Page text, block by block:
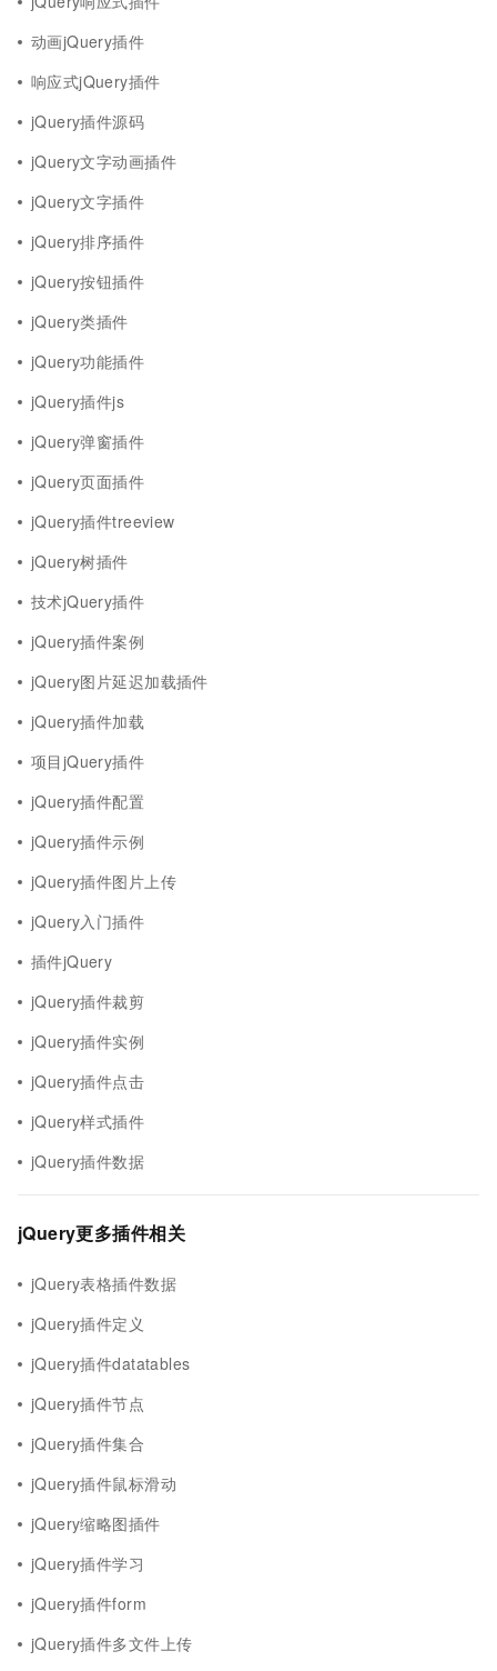
动画jQuery插件
响应式jQuery插件
jQuery插件源码
jQuery文字动画插件
jQuery文字插件
jQuery排序插件
jQuery按钮插件
jQuery类插件
jQuery功能插件
jQuery插件js
jQuery弹窗插件
jQuery页面插件
jQuery插件treeview
jQuery树插件
技术jQuery插件
jQuery插件案例
jQuery图片延迟加载插件
jQuery插件加载
项目jQuery插件
jQuery插件配置
jQuery插件示例
jQuery插件图片上传
jQuery入门插件
插件jQuery
jQuery插件裁剪
jQuery插件实例
jQuery插件点击
jQuery样式插件
jQuery插件数据
jQuery更多插件相关
jQuery表格插件数据
jQuery插件定义
jQuery插件datatables
jQuery插件节点
jQuery插件集合
jQuery插件鼠标滑动
jQuery缩略图插件
jQuery插件学习
jQuery插件form
jQuery插件多文件上传